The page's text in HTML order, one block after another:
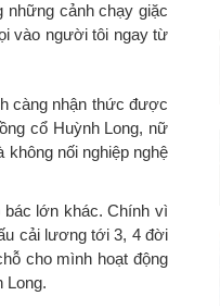
những cảnh chạy giặc
vào người tôi ngay từ
càng nhận thức được
cổ Huỳnh Long, nữ
nối nghiệp nghệ
bác lớn khác. Chính vì
cải lương tới 3, 4 đời
cho mình hoạt động
Long.